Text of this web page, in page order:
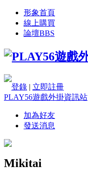
形象首頁
線上購買
論壇BBS
登錄 | 立即註冊
PLAY56遊戲外掛資訊站
加為好友
發送消息
Mikitai